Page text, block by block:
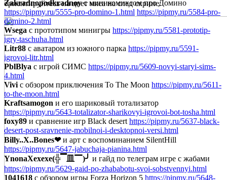
ориентируйтесь на цвет мяса на след скрине:
Zakradnopodkradnoyс миникомиксом про Домино
https://pipmy.ru/5555-pro-domino-1.html https://pipmy.ru/5584-pro-
domino-2.html
Wsega с прототипом минигры https://pipmy.ru/5581-prototip-
igry-taschuha.html
Litr88 с аватаром из южного парка https://pipmy.ru/5591-
igrovoi-litr.html
PblBlya с игрой СИМС https://pipmy.ru/5609-novyi-staryi-sims-
4.html
Viviс обзором приключения To The Moon https://pipmy.ru/5611-
to-the-moon.html
Kraftsamogon и его шариковый тотализатор
https://pipmy.ru/5643-totalizator-sharikovyi-igrovoi-bot-tosha.html
foxy89 и сравнение игр Black deserthttps://pipmy.ru/5637-black-
desert-post-sravnenie-mobilnoi-i-desktopnoi-versi.html
Billy..X..Bones❤и арт с воспоминанием SilentHill
https://pipmy.ru/5647-jabuchaja-pianina.html
YnonaXexexe(╬▔皿▔)╯ и гайд по телеграм игре с жабами
https://pipmy.ru/5629-gaid-po-zhababotu-svoi-sobstvennyi.html
1041618 с обзором игры Forza Horizon 5 https://pipmy.ru/5648-
—